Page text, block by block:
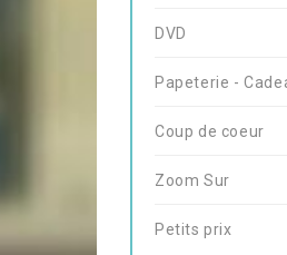
DVD
Papeterie -
Coup de coeur
Zoom Sur
Petits prix